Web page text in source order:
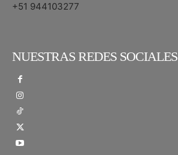
+51 944103277
NUESTRAS REDES SOCIALES